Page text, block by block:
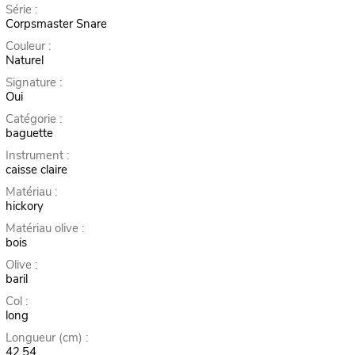
Série :
Corpsmaster Snare
Couleur :
Naturel
Signature :
Oui
Catégorie :
baguette
Instrument :
caisse claire
Matériau :
hickory
Matériau olive :
bois
Olive :
baril
Col :
long
Longueur (cm) :